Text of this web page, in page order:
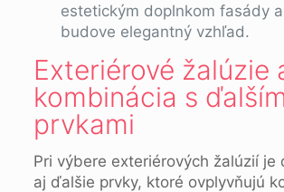
estetickým doplnkom fasády
budove elegantný vzhľad.
Exteriérové žalúzie
kombinácia s
prvkami
Pri výbere exteriérových žalúzií je
aj ďalšie prvky, ktoré ovplyvňujú